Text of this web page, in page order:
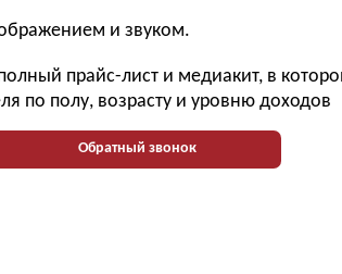
и звуком.
прайс-лист и медиакит, в
по полу, возрасту и уровню доходов
Обратный звонок